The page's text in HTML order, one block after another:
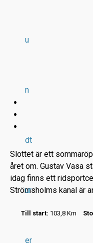
u
n
dt
ur
er
Slottet är ett
året om. Gustav Vasa
idag finns ett
Strömsholms kanal är
Till start: 103,8 Km